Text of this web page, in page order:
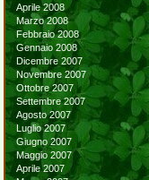
Aprile 2008
Marzo 2008
Febbraio 2008
Gennaio 2008
Dicembre 2007
Novembre 2007
Ottobre 2007
Settembre 2007
Agosto 2007
Luglio 2007
Giugno 2007
Maggio 2007
Aprile 2007